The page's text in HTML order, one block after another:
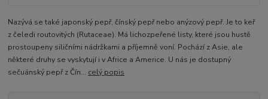
Nazývá se také japonský pepř, čínský pepř nebo anýzový pepř. Je to keř
z čeledi routovitých (Rutaceae). Má lichozpeřené listy, které jsou hustě
prostoupeny siličními nádržkami a příjemně voní. Pochází z Asie, ale
některé druhy se vyskytují i v Africe a Americe. U nás je dostupný
sečuánský pepř z Čín... celý popis